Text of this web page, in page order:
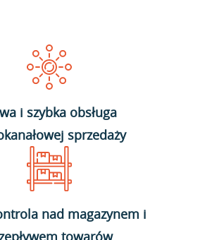
i szybka obsługa
sprzedaży
nad magazynem i
towarów